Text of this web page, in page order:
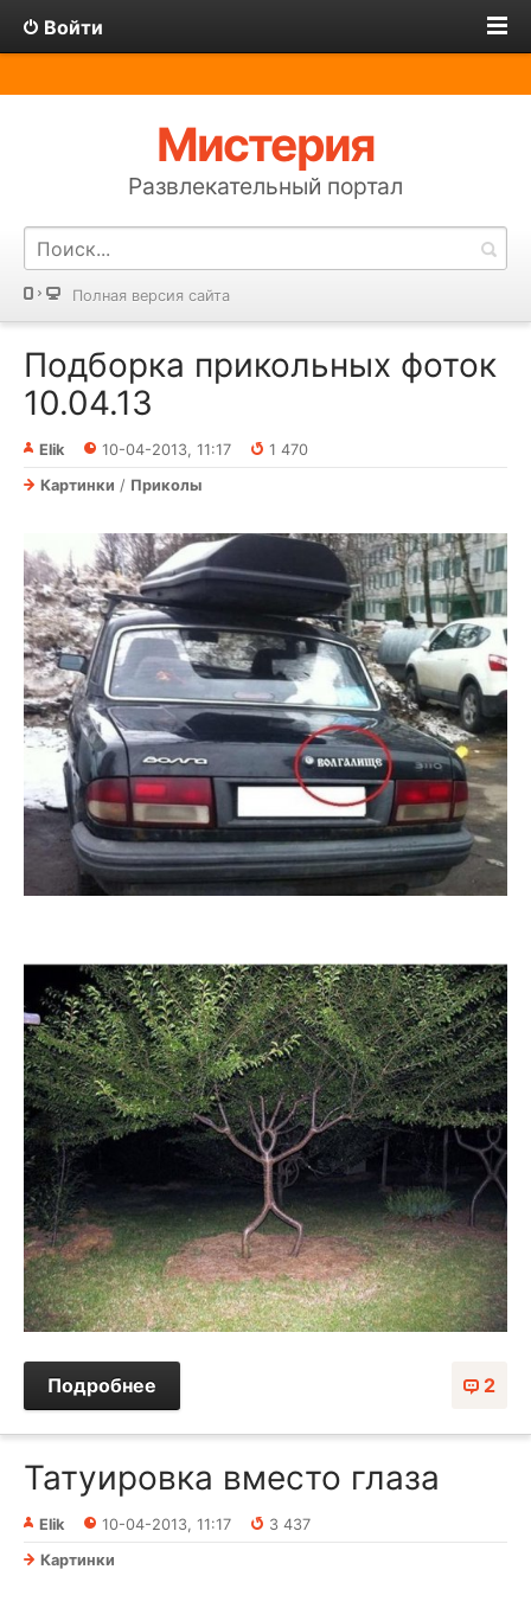
Войти
Мистерия
Развлекательный портал
Полная версия сайта
Подборка прикольных фоток
10.04.13
Elik 10-04-2013, 11:17
1 470
Картинки / Приколы
2
Подробнее
Татуировка вместо глаза
Elik 10-04-2013, 11:17
3 437
Картинки